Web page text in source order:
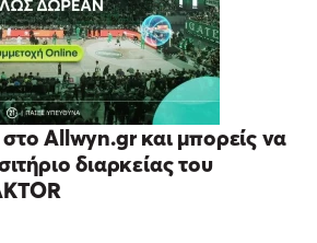
Allwyn.gr και μπορείς να
διαρκείας του